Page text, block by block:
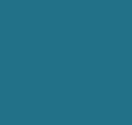
aplicação civil da
nas áreas
incontáveis vidas e
ciência em
às tragédias do
diagnóstico por
esterilização
técnicas de